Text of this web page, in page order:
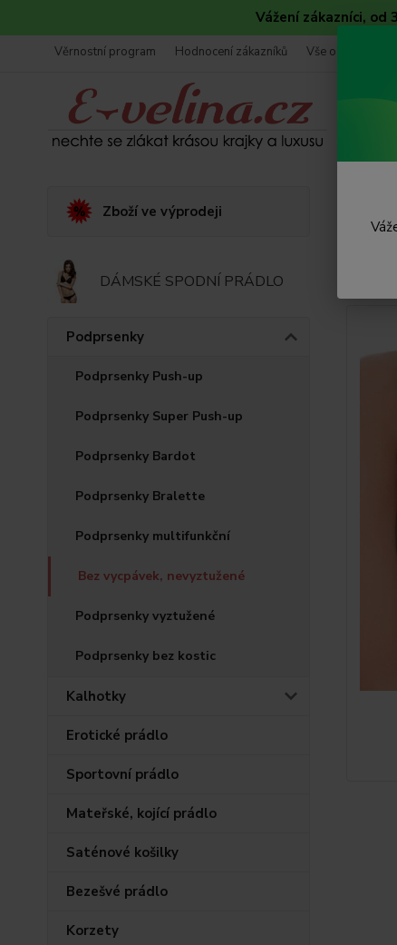
Vážení zákazníci, od
Věrnostní program Hodnocení zákazníků Vše o nákupu
Zboží ve výprodeji
DÁMSKÉ SPODNÍ PRÁDLO
Podprsenky
Podprsenky Push-up
Podprsenky Super Push-up
Podprsenky Bardot
Podprsenky Bralette
Podprsenky multifunkční
Bez vycpávek, nevyztužené
Podprsenky vyztužené
Podprsenky bez kostic
Kalhotky
Erotické prádlo
Sportovní prádlo
Mateřské, kojící prádlo
Saténové košilky
Bezešvé prádlo
Korzety